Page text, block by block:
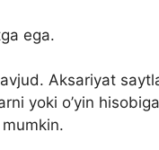
ega.
Aksariyat
yoki o’yin